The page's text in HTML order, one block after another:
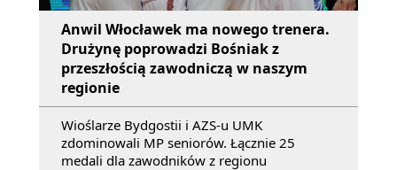
Anwil Włocławek ma nowego trenera.
Drużynę poprowadzi Bośniak z
przeszłością zawodniczą w naszym
regionie
Wioślarze Bydgostii i AZS-u UMK
zdominowali MP seniorów. Łącznie 25
medali dla zawodników z regionu